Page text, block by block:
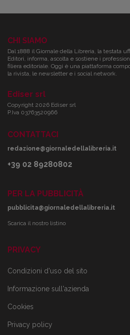
CHI SIAMO
Dal 1888 il Giornale della Libreria, la testata
Editori, informa, ascolta e sostiene i
filiera editoriale. Oggi è una piattaforma
la rivista, le newsletter e i social network.
Ediser srl
Copyright 2026 Ediser srl
P.Iva 03763520966
CONTATTACI
redazione@giornaledellalibreria.it
+39 02 89280802
PER LA PUBBLICITÀ
pubblicita@giornaledellalibreria.it
Scarica il nostro listino
PRIVACY
Condizioni d'uso del sito
Informazione sull'azienda
Cookies
Privacy policy